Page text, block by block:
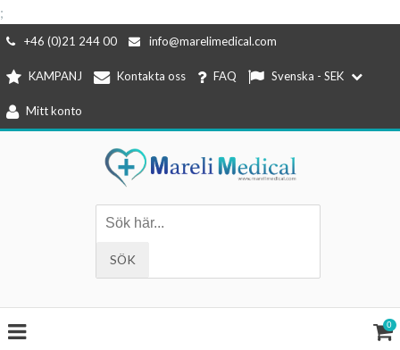
;
Hoppa
innehåll
+46 (0)21 244 00 info@marelimedical.com
KAMPANJ Kontakta oss FAQ Svenska - SEK
Mitt konto
0